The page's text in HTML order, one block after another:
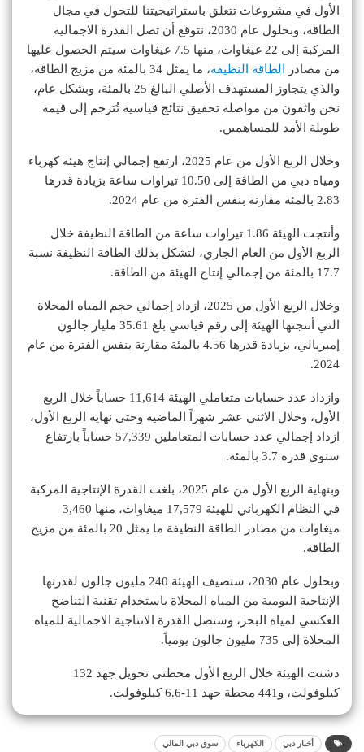
الأول في مشروعات تتعلق باستراتيجيتنا للتحول في مجال
الطاقة، وبحلول عام 2030، نتوقع أن تصل القدرة الاجمالية
المركبة إلى 22 غيغاوات، منها 7.5 غيغاوات سيتم الحصول عليها
من مصادر
الطاقة النظيفة
، ما يمثل 34 بالمئة من مزيج الطاقة،
والذي يتجاوز المستهدف الأصلي البالغ 25 بالمئة، وبشكل عام،
نحن واثقون من مواصلة تحقيق نتائج قياسية تُترجم إلى قيمة
طويلة الأمد للمساهمين.
وخلال الربع الأول من عام 2025، ارتفع إجمالي إنتاج هيئة كهرباء
ومياه دبي من الطاقة إلى 10.50 تيراوات ساعة بزيادة قدرها
2.83 بالمئة مقارنة بنفس الفترة من عام 2024.
وأنتجت الهيئة 1.86 تيراوات ساعة من الطاقة النظيفة خلال
الربع الأول من العام الجاري، لتشكل بذلك الطاقة النظيفة نسبة
17.7 بالمئة من إجمالي إنتاج الهيئة من الطاقة.
وخلال الربع الأول من 2025، ازداد إجمالي حجم المياه المحلاة
التي أنتجتها الهيئة إلى رقم قياسي بلغ 35.61 مليار جالون
إمبريالي، بزيادة قدرها 4.56 بالمئة مقارنة بنفس الفترة من عام
2024.
وازداد عدد حسابات متعاملي الهيئة 11,614 حساباً خلال الربع
الأول، وخلال الاثني عشر شهراً الماضية وحتى نهاية الربع الأول،
ازداد إجمالي عدد حسابات المتعاملين 57,339 حساباً بارتفاع
سنوي قدره 3.7 بالمئة.
وبنهاية الربع الأول من عام 2025، بلغت القدرة الإنتاجية المركبة
في النظام الكهربائي للهيئة 17,579 ميغاوات، منها 3,460
ميغاوات من مصادر الطاقة النظيفة ما يمثل 20 بالمئة من مزيج
الطاقة.
وبحلول عام 2030، ستضيف الهيئة 240 مليون جالون لقدرتها
الإنتاجية اليومية من المياه المحلاة باستخدام تقنية التناضح
العكسي لمياه البحر، وستصل القدرة الانتاجية الاجمالية للمياه
المحلاة إلى 735 مليون جالون يومياً.
دشنت الهيئة خلال الربع الأول محطتي تحويل جهد 132
كيلوفولت، و441 محطة جهد 11-6.6 كيلوفولت.
أخبار دبي الكهرباء سوق دبي المالي